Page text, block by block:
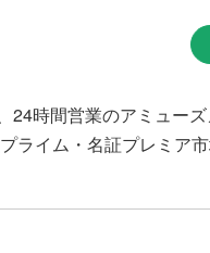
時間営業のアミュー
ライム・名証プレミア